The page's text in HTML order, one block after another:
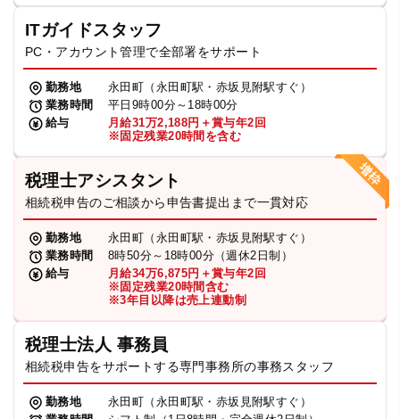
ITガイドスタッフ
PC・アカウント管理で全部署をサポート
勤務地
永田町（永田町駅・赤坂見附駅すぐ）
業務時間
平日9時00分～18時00分
給与
月給31万2,188円＋賞与年2回
※固定残業20時間を含む
税理士アシスタント
相続税申告のご相談から申告書提出まで一貫対応
勤務地
永田町（永田町駅・赤坂見附駅すぐ）
業務時間
8時50分～18時00分（週休2日制）
給与
月給34万6,875円＋賞与年2回
※固定残業20時間含む
※3年目以降は売上連動制
税理士法人 事務員
相続税申告をサポートする専門事務所の事務スタッフ
勤務地
永田町（永田町駅・赤坂見附駅すぐ）